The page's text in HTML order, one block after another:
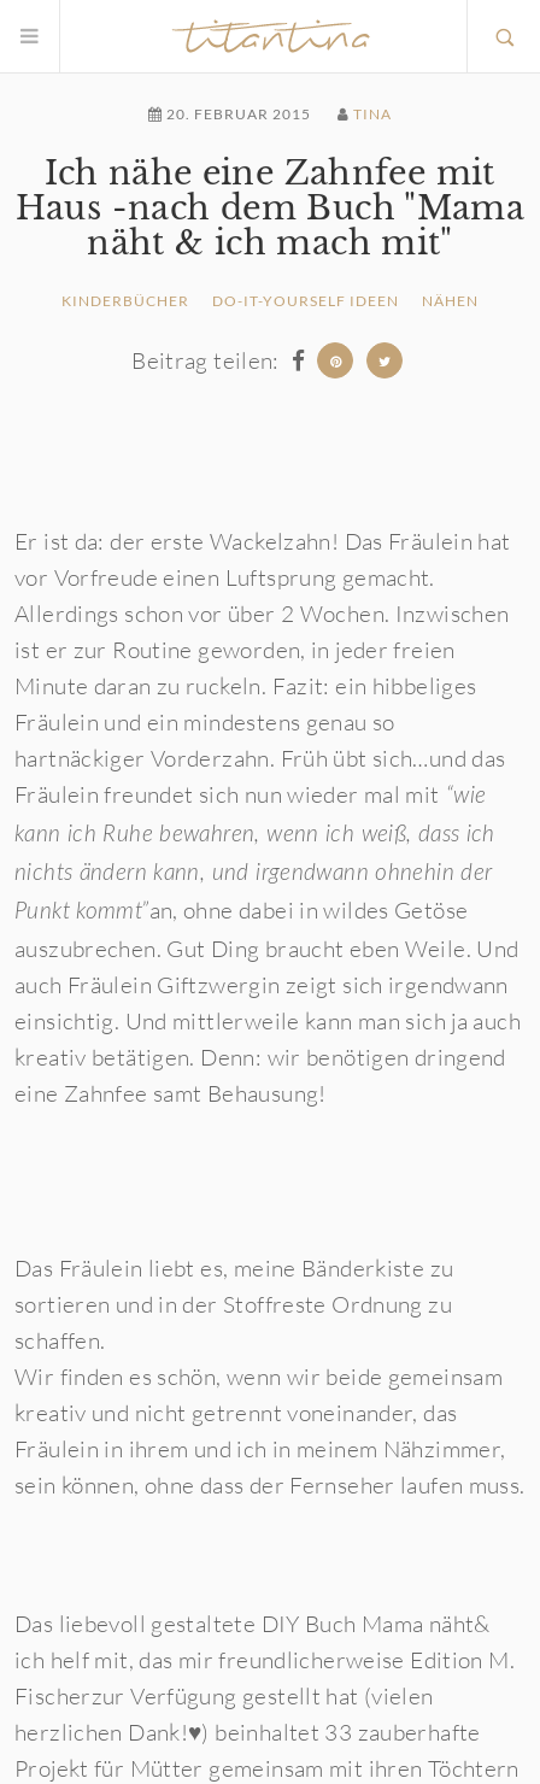
20. FEBRUAR 2015 TINA
Ich nähe eine Zahnfee mit
Haus -nach dem Buch "Mama
näht & ich mach mit"
KINDERBÜCHER DO-IT-YOURSELF IDEEN NÄHEN
Beitrag teilen:
Er ist da: der erste Wackelzahn! Das Fräulein hat
vor Vorfreude einen Luftsprung gemacht.
Allerdings schon vor über 2 Wochen. Inzwischen
ist er zur Routine geworden, in jeder freien
Minute daran zu ruckeln. Fazit: ein hibbeliges
Fräulein und ein mindestens genau so
hartnäckiger Vorderzahn. Früh übt sich…und das
Fräulein freundet sich nun wieder mal mit “wie
kann ich Ruhe bewahren, wenn ich weiß, dass ich
nichts ändern kann, und irgendwann ohnehin der
Punkt kommt”an, ohne dabei in wildes Getöse
auszubrechen. Gut Ding braucht eben Weile. Und
auch Fräulein Giftzwergin zeigt sich irgendwann
einsichtig. Und mittlerweile kann man sich ja auch
kreativ betätigen. Denn: wir benötigen dringend
eine Zahnfee samt Behausung!
Das Fräulein liebt es, meine Bänderkiste zu
sortieren und in der Stoffreste Ordnung zu
schaffen.
Wir finden es schön, wenn wir beide gemeinsam
kreativ und nicht getrennt voneinander, das
Fräulein in ihrem und ich in meinem Nähzimmer,
sein können, ohne dass der Fernseher laufen muss.
Das liebevoll gestaltete DIY Buch Mama näht&
ich helf mit, das mir freundlicherweise Edition M.
Fischerzur Verfügung gestellt hat (vielen
herzlichen Dank!♥) beinhaltet 33 zauberhafte
Projekt für Mütter gemeinsam mit ihren Töchtern